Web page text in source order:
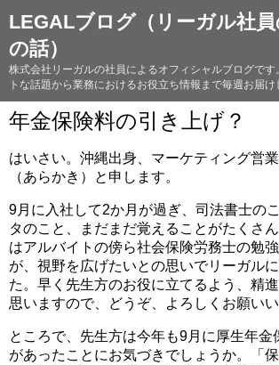
LEGALブログ（リーガル社
の話）
株式会社リーガルの社員によるオフィシャルブログです
トな話題から業務におけるお役立ち情報まで毎週お届け
年金保険料の引き上げ？
はいさい。沖縄出身、マーケティング営
（あらかき）と申します。
9月に入社して2か月が過ぎ、司法書士の
タのこと、まだまだ覚えることがたくさ
はアルバイトの傍ら社会保険労務士の勉
が、視野を広げたいとの思いでリーガル
た。早く先生方のお役に立てるよう、精
思いますので、どうぞ、よろしくお願いい
ところで、先生方は今年も9月に厚生年金
があったことにお気づきでしょうか。「